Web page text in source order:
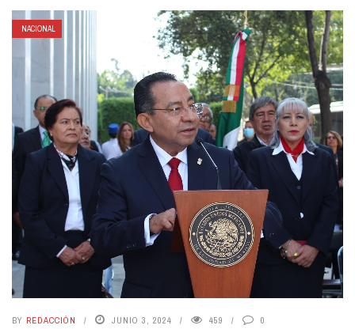
NACIONAL
BY REDACCIÓN JUNIO 3, 2024 459 0